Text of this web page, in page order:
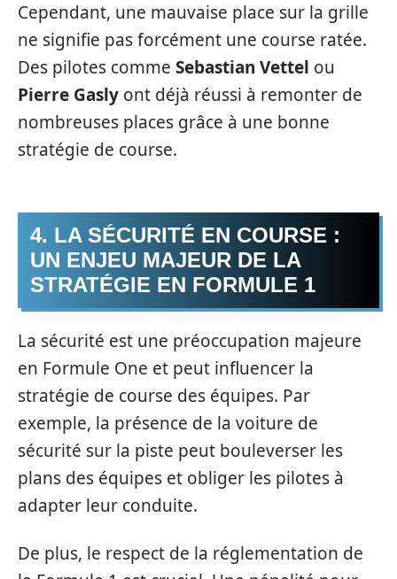
Cependant, une mauvaise place sur la grille
ne signifie pas forcément une course ratée.
Des pilotes comme Sebastian Vettel ou
Pierre Gasly ont déjà réussi à remonter de
nombreuses places grâce à une bonne
stratégie de course.
4. LA SÉCURITÉ EN COURSE :
UN ENJEU MAJEUR DE LA
STRATÉGIE EN FORMULE 1
La sécurité est une préoccupation majeure
en Formule One et peut influencer la
stratégie de course des équipes. Par
exemple, la présence de la voiture de
sécurité sur la piste peut bouleverser les
plans des équipes et obliger les pilotes à
adapter leur conduite.
De plus, le respect de la réglementation de